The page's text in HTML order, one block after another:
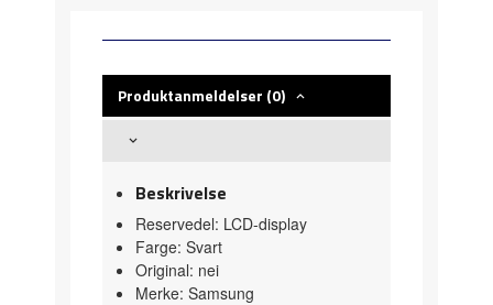
Produktanmeldelser (0)
Beskrivelse
Reservedel: LCD-display
Farge: Svart
Original: nei
Merke: Samsung